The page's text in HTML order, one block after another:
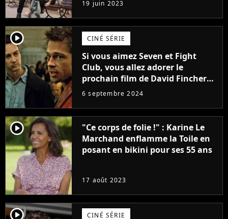
(exclu)
19 juin 2023
player2 CINÉ SÉRIE
Si vous aimez Seven et Fight
Club, vous allez adorer le
prochain film de David Fincher
avec lequel il se réinvente
complètement
6 septembre 2024
player2
"Ce corps de folie !" : Karine Le
Marchand enflamme la Toile en
posant en bikini pour ses 55 ans
17 août 2023
player2 CINÉ SÉRIE